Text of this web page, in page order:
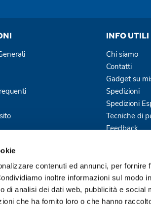
contenuti ed annunci, per fornire
inoltre informazioni sul modo
di analisi dei dati web, pubblicità e social
che ha fornito loro o che hanno
INFO UTILI
Chi siamo
Contatti
Gadget su
Spedizioni
Spedizioni
Tecniche di
Feedback